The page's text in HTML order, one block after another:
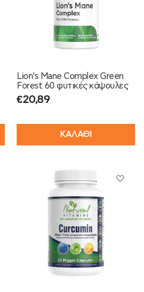
Lion’s Mane Complex Green
Forest 60 φυτικές κάψουλες
€20,89
ΚΑΛΑΘΙ